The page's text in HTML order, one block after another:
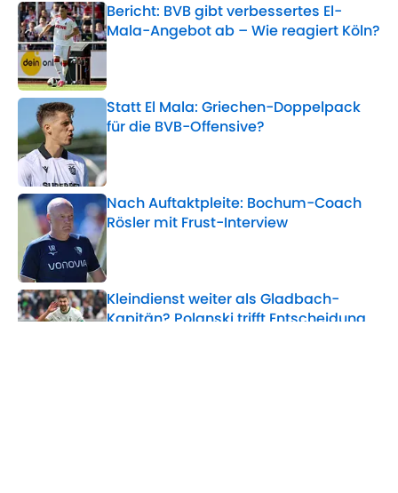
Bericht: BVB gibt verbessertes El-
Mala-Angebot ab – Wie reagiert Köln?
Published by on Invalid Date
Statt El Mala: Griechen-Doppelpack
für die BVB-Offensive?
Published by on Invalid Date
Nach Auftaktpleite: Bochum-Coach
Rösler mit Frust-Interview
Published by on Invalid Date
Kleindienst weiter als Gladbach-
Kapitän? Polanski trifft Entscheidung